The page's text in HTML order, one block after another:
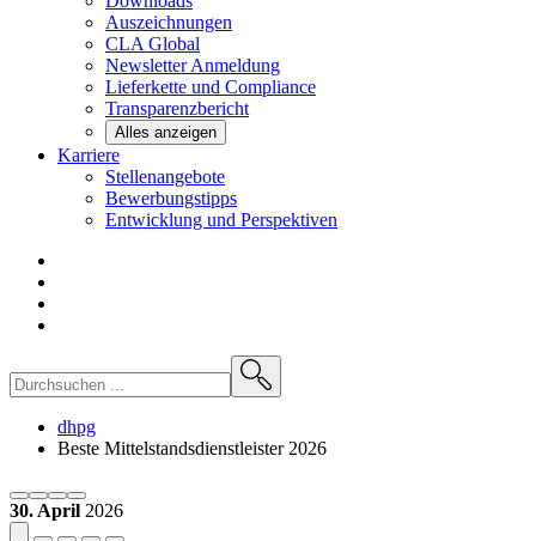
Auszeichnungen
CLA Global
NewsletterAnmeldung
Lieferkette und Compliance
Transparenzbericht
Alles anzeigen
Karriere
Stellenangebote
Bewerbungstipps
Entwicklung und Perspektiven
dhpg
Beste Mittelstandsdienstleister 2026
30. April 2026